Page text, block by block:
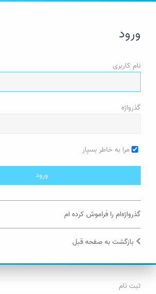
ورود
نام کاربری
گذرواژه
مرا به خاطر بسپار
گذرواژه‌ام را فراموش کرده ام
بازگشت به صفحه قبل
ثبت نام